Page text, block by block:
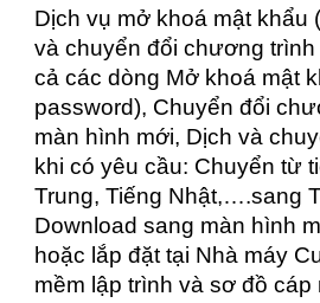
Dịch vụ mở khoá mật khẩu
và chuyển đổi chương trình
cả các dòng Mở khoá mật
password), Chuyển đổi
màn hình mới, Dịch và
khi có yêu cầu: Chuyển từ
Trung, Tiếng Nhật,….sang
Download sang màn hình
hoặc lắp đặt tại Nhà máy
mềm lập trình và sơ đồ cáp